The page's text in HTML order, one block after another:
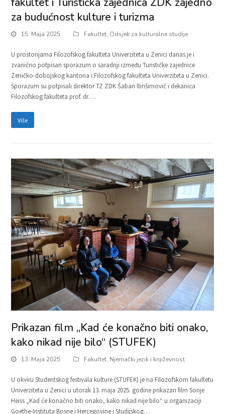
za budućnost kulture i turizma
15. Maja 2025. Fakultet, Odsjek za kulturalne studije
U prostorijama Filozofskog fakulteta Univerziteta u Zenici danas je i
zvanično potpisan sporazum o saradnji između Turističke zajednice
Zeničko-dobojskog kantona i Filozofskog fakulteta Univerziteta u Zenici.
Sporazum su potpisali direktor TZ ZDK Šaban Ibrišimović i dekanica
Filozofskog fakulteta prof. dr.…
Više
Prikazan film „Kad će konačno biti onako,
kako nikad nije bilo“ (STUFEK)
13. Maja 2025. Fakultet, Njemački jezik i književnost
U okviru Studentskog festivala kulture (STUFEK) je na Filozofskom fakultetu
Univerziteta u Zenici u utorak 13. maja 2025. godine prikazan film Sonje
Heiss „Kad će konačno biti onako, kako nikad nije bilo“ u organizaciji
Goethe-Instituta Bosne i Hercegovine i Studijskog…